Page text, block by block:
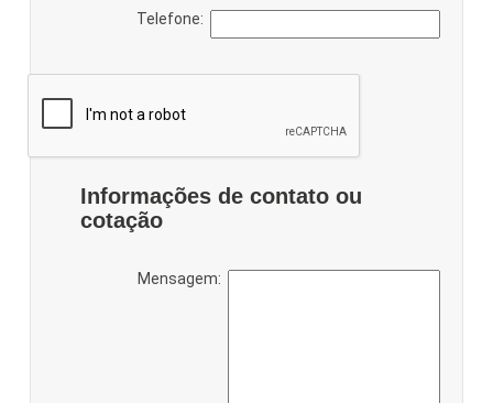
Telefone:
Informações de contato ou
cotação
Mensagem: